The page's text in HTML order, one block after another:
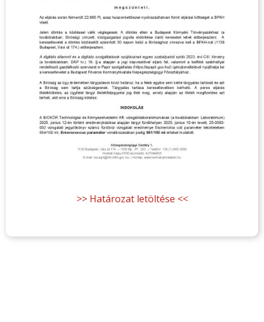
>> Határozat letöltése <<